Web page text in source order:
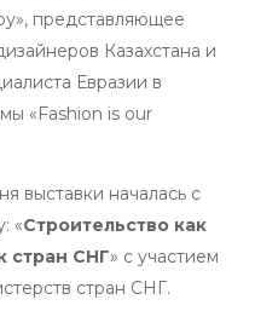
представляющее
Казахстана и
Евразии в
«Fashion is our
выставки началась с
«Строительство как
стран СНГ» с участием
стран СНГ.